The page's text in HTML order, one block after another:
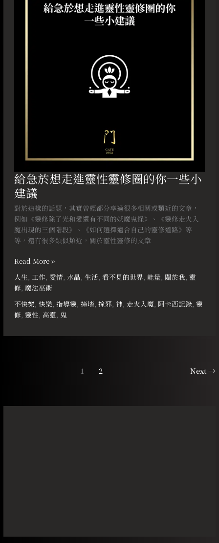
給急於想走進靈性靈修圈的你一些小
建議
對於這樣的話題，其實曾經都分享過很多相關或類近的文章，
例如《靈修除了光和愛還有不同的妖魔鬼怪》、《靈修走火入
魔出現的三個階段》、《如何選擇適合自己的靈修道路》等
等，還有很多類似類近，關於靈性靈修的文章
Read More »
人生,工作, 愛情,水晶,生活,看不見的世界, 能量, 關於我,靈
修, 魔法巫術
不快樂,快樂,指導靈,撞墻,撞邪,神, 走火入魔, 阿卡西記錄,靈
修,靈性, 高靈, 鬼
1 2 Next→